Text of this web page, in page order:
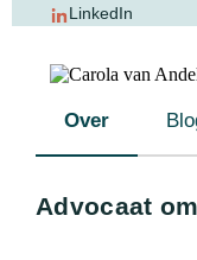
LinkedIn
Over
Advocaat